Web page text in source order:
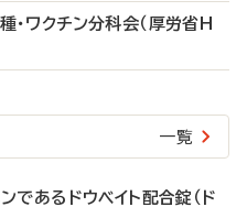
ワクチン分科会（厚労省H
一覧
であるドウベイト配合錠（ド